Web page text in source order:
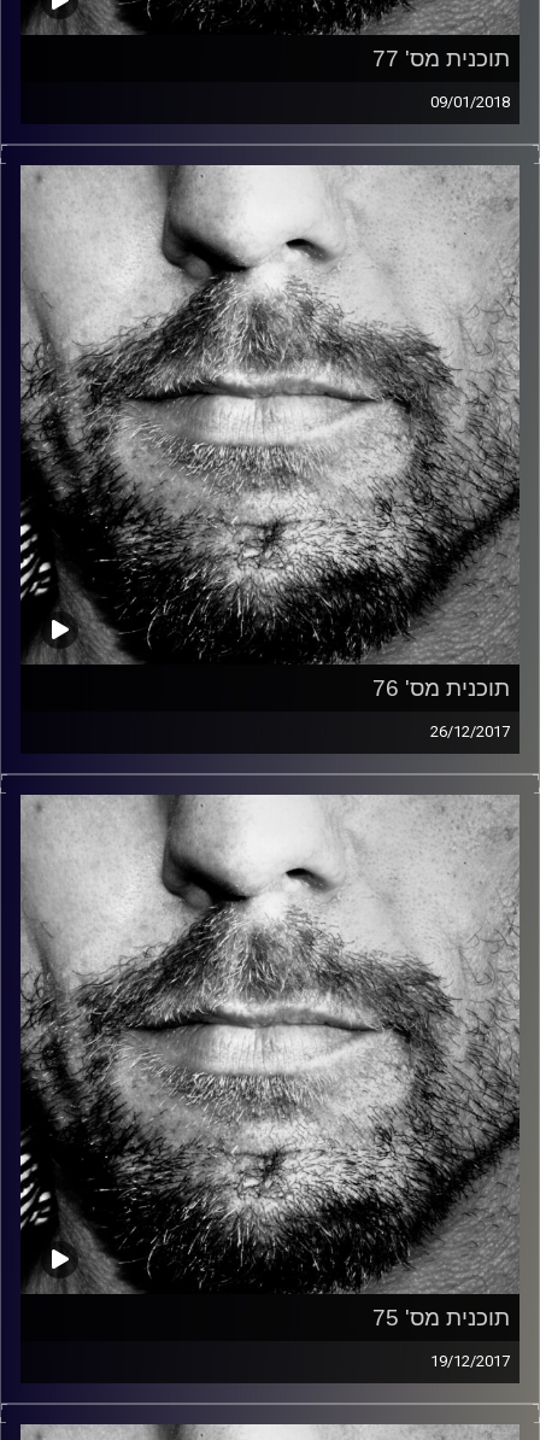
תוכנית מס' 77
09/01/2018
זיפים, מוזיקה מחוספסת של הופעות חיות. הרבה ג'אם, רוק,
בלוז, bluegrass, ג'אז, Fאנק, פרוגרסיב ואפילו אלקטרוניקה.
כל מה שחי, אמיתי ונושם.
עם שמוליק רגב.
קרדיט תמונות: David Goehring
תוכנית מס' 76
26/12/2017
זיפים, מוזיקה מחוספסת של הופעות חיות. הרבה ג'אם, רוק,
בלוז, bluegrass, ג'אז, Fאנק, פרוגרסיב ואפילו אלקטרוניקה.
כל מה שחי, אמיתי ונושם.
עם שמוליק רגב.
קרדיט תמונות: David Goehring
תוכנית מס' 75
19/12/2017
זיפים, מוזיקה מחוספסת של הופעות חיות. הרבה ג'אם, רוק,
בלוז, bluegrass, ג'אז, Fאנק, פרוגרסיב ואפילו אלקטרוניקה.